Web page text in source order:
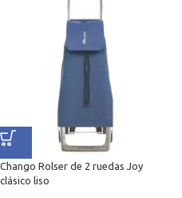
Chango Rolser de 2 ruedas Joy
clásico liso